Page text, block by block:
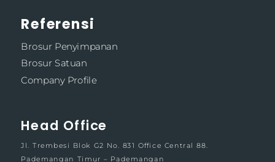
Referensi
Brosur Penyimpanan
Brosur Satuan
Company Profile
Head Office
Jl. Trembesi Blok G2 No. 831 Office Central 88.
Pademangan Timur – Pademangan